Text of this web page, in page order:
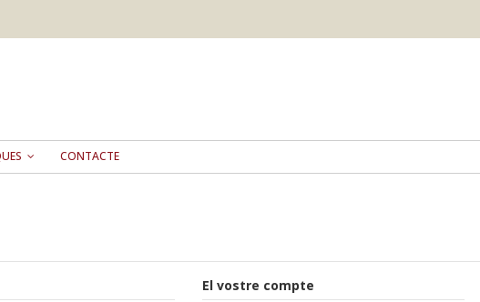
CONTACTE
El vostre compte